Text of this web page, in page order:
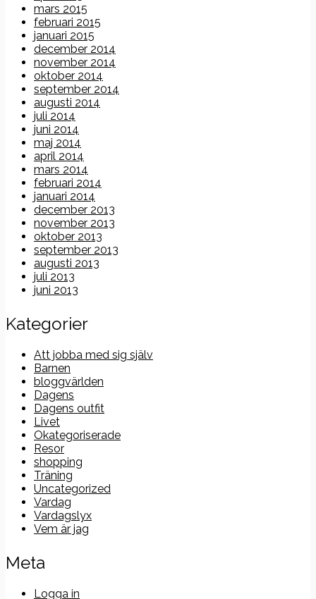
mars 2015
februari 2015
januari 2015
december 2014
november 2014
oktober 2014
september 2014
augusti 2014
juli 2014
juni 2014
maj 2014
april 2014
mars 2014
februari 2014
januari 2014
december 2013
november 2013
oktober 2013
september 2013
augusti 2013
juli 2013
juni 2013
Kategorier
Att jobba med sig själv
Barnen
bloggvärlden
Dagens
Dagens outfit
Livet
Okategoriserade
Resor
shopping
Träning
Uncategorized
Vardag
Vardagslyx
Vem är jag
Meta
Logga in